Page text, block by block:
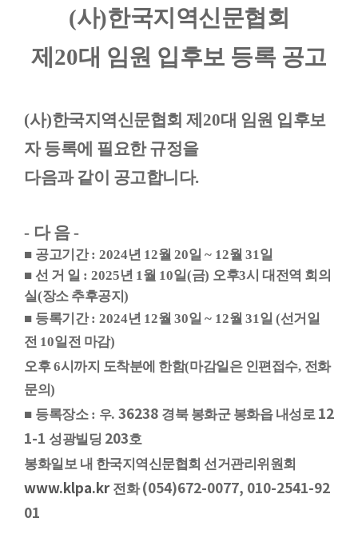
(사)한국지역신문협회
제 20대 임원 입후보 등록 공고
(사)한국지역신문협회 제 20대 임원 입후보
자 등록에 필요한 규정을
다음과 같이 공고합니다.
- 다 음-
■ 공고기간: 2024년 12월 20일 ~ 12월 31일
■ 선 거 일 : 2025년 1월 10일(금) 오후3시 대전역 회의
실(장소 추후공지 )
■ 등록기간: 2024년 12월 30일 ~ 12월 31일 (선거일
전 10일전 마감)
오후6시까지 도착분에 한함(마감일은 인편접수, 전화
문의)
■ 등록장소 : 우. 36238 경북 봉화군 봉화읍 내성로 12
1-1 성광빌딩 203호
봉화일보 내 한국지역신문협회 선거관리위원회
www.klpa.kr 전화(054)672-0077, 010-2541-92
01